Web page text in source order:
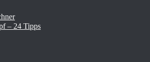
– 24 Tipps